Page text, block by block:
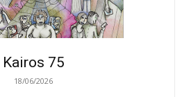
Kairos 75
18/06/2026